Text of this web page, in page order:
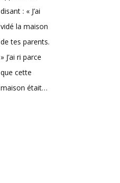
disant : « J’ai
vidé la maison
de tes parents.
» J’ai ri parce
que cette
maison était…